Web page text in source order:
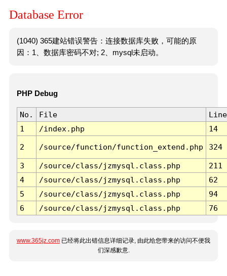
Database Error
(1040) 365建站错误警告：连接数据库失败，可能的原
因：1、数据库密码不对; 2、mysql未启动。
PHP Debug
No. File
Line
1
/index.php 14
2 /source/function/function_extend.php 324
3 /source/class/jzmysql.class.php
211
4
/source/class/jzmysql.class.php
62
5
/source/class/jzmysql.class.php
94
6
/source/class/jzmysql.class.php 76
www.365jz.com 已经将此出错信息详细记录, 由此给您带来的访问不便我
们深感歉意.